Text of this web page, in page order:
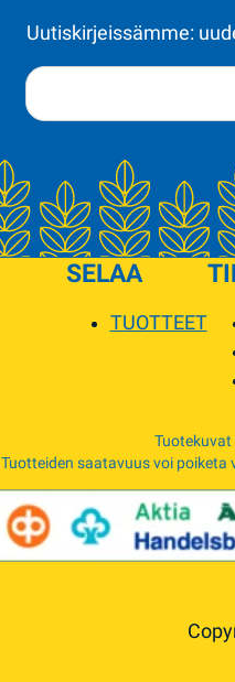
Uutiskirjeissämme:
SELAA
TUOTTEET
Tuotteiden saatavuus voi